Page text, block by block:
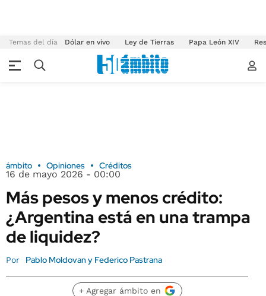
Temas del día Dólar en vivo Ley de Tierras Papa León XIV
ámbito Opiniones Créditos
16 de mayo 2026 - 00:00
Más pesos y menos crédito:
¿Argentina está en una trampa
de liquidez?
Por Pablo Moldovan y Federico Pastrana
+ Agregar ámbito en